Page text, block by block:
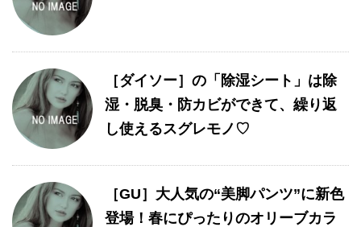
［ダイソー］の「除湿シート」は除
湿・脱臭・防カビができて、繰り返
し使えるスグレモノ♡
［GU］大人気の“美脚パンツ”に新色
登場！春にぴったりのオリーブカラ